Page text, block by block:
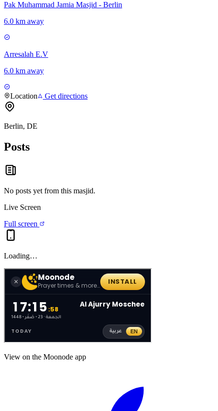
Pak Muhammad Jamia Masjid - Berlin
6.0 km away
Arresalah E.V
6.0 km away
Location Get directions
Berlin, DE
Posts
No posts yet from this masjid.
Live Screen
Full screen
Loading…
View on the Moonode app